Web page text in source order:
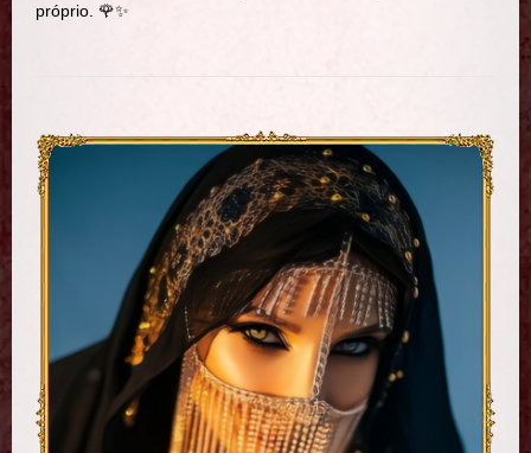
próprio. 🌹✨